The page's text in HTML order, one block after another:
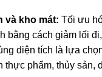
và kho mát: Tối ưu
bằng cách giảm lối
diện tích là lựa
thực phẩm, thủy sản,